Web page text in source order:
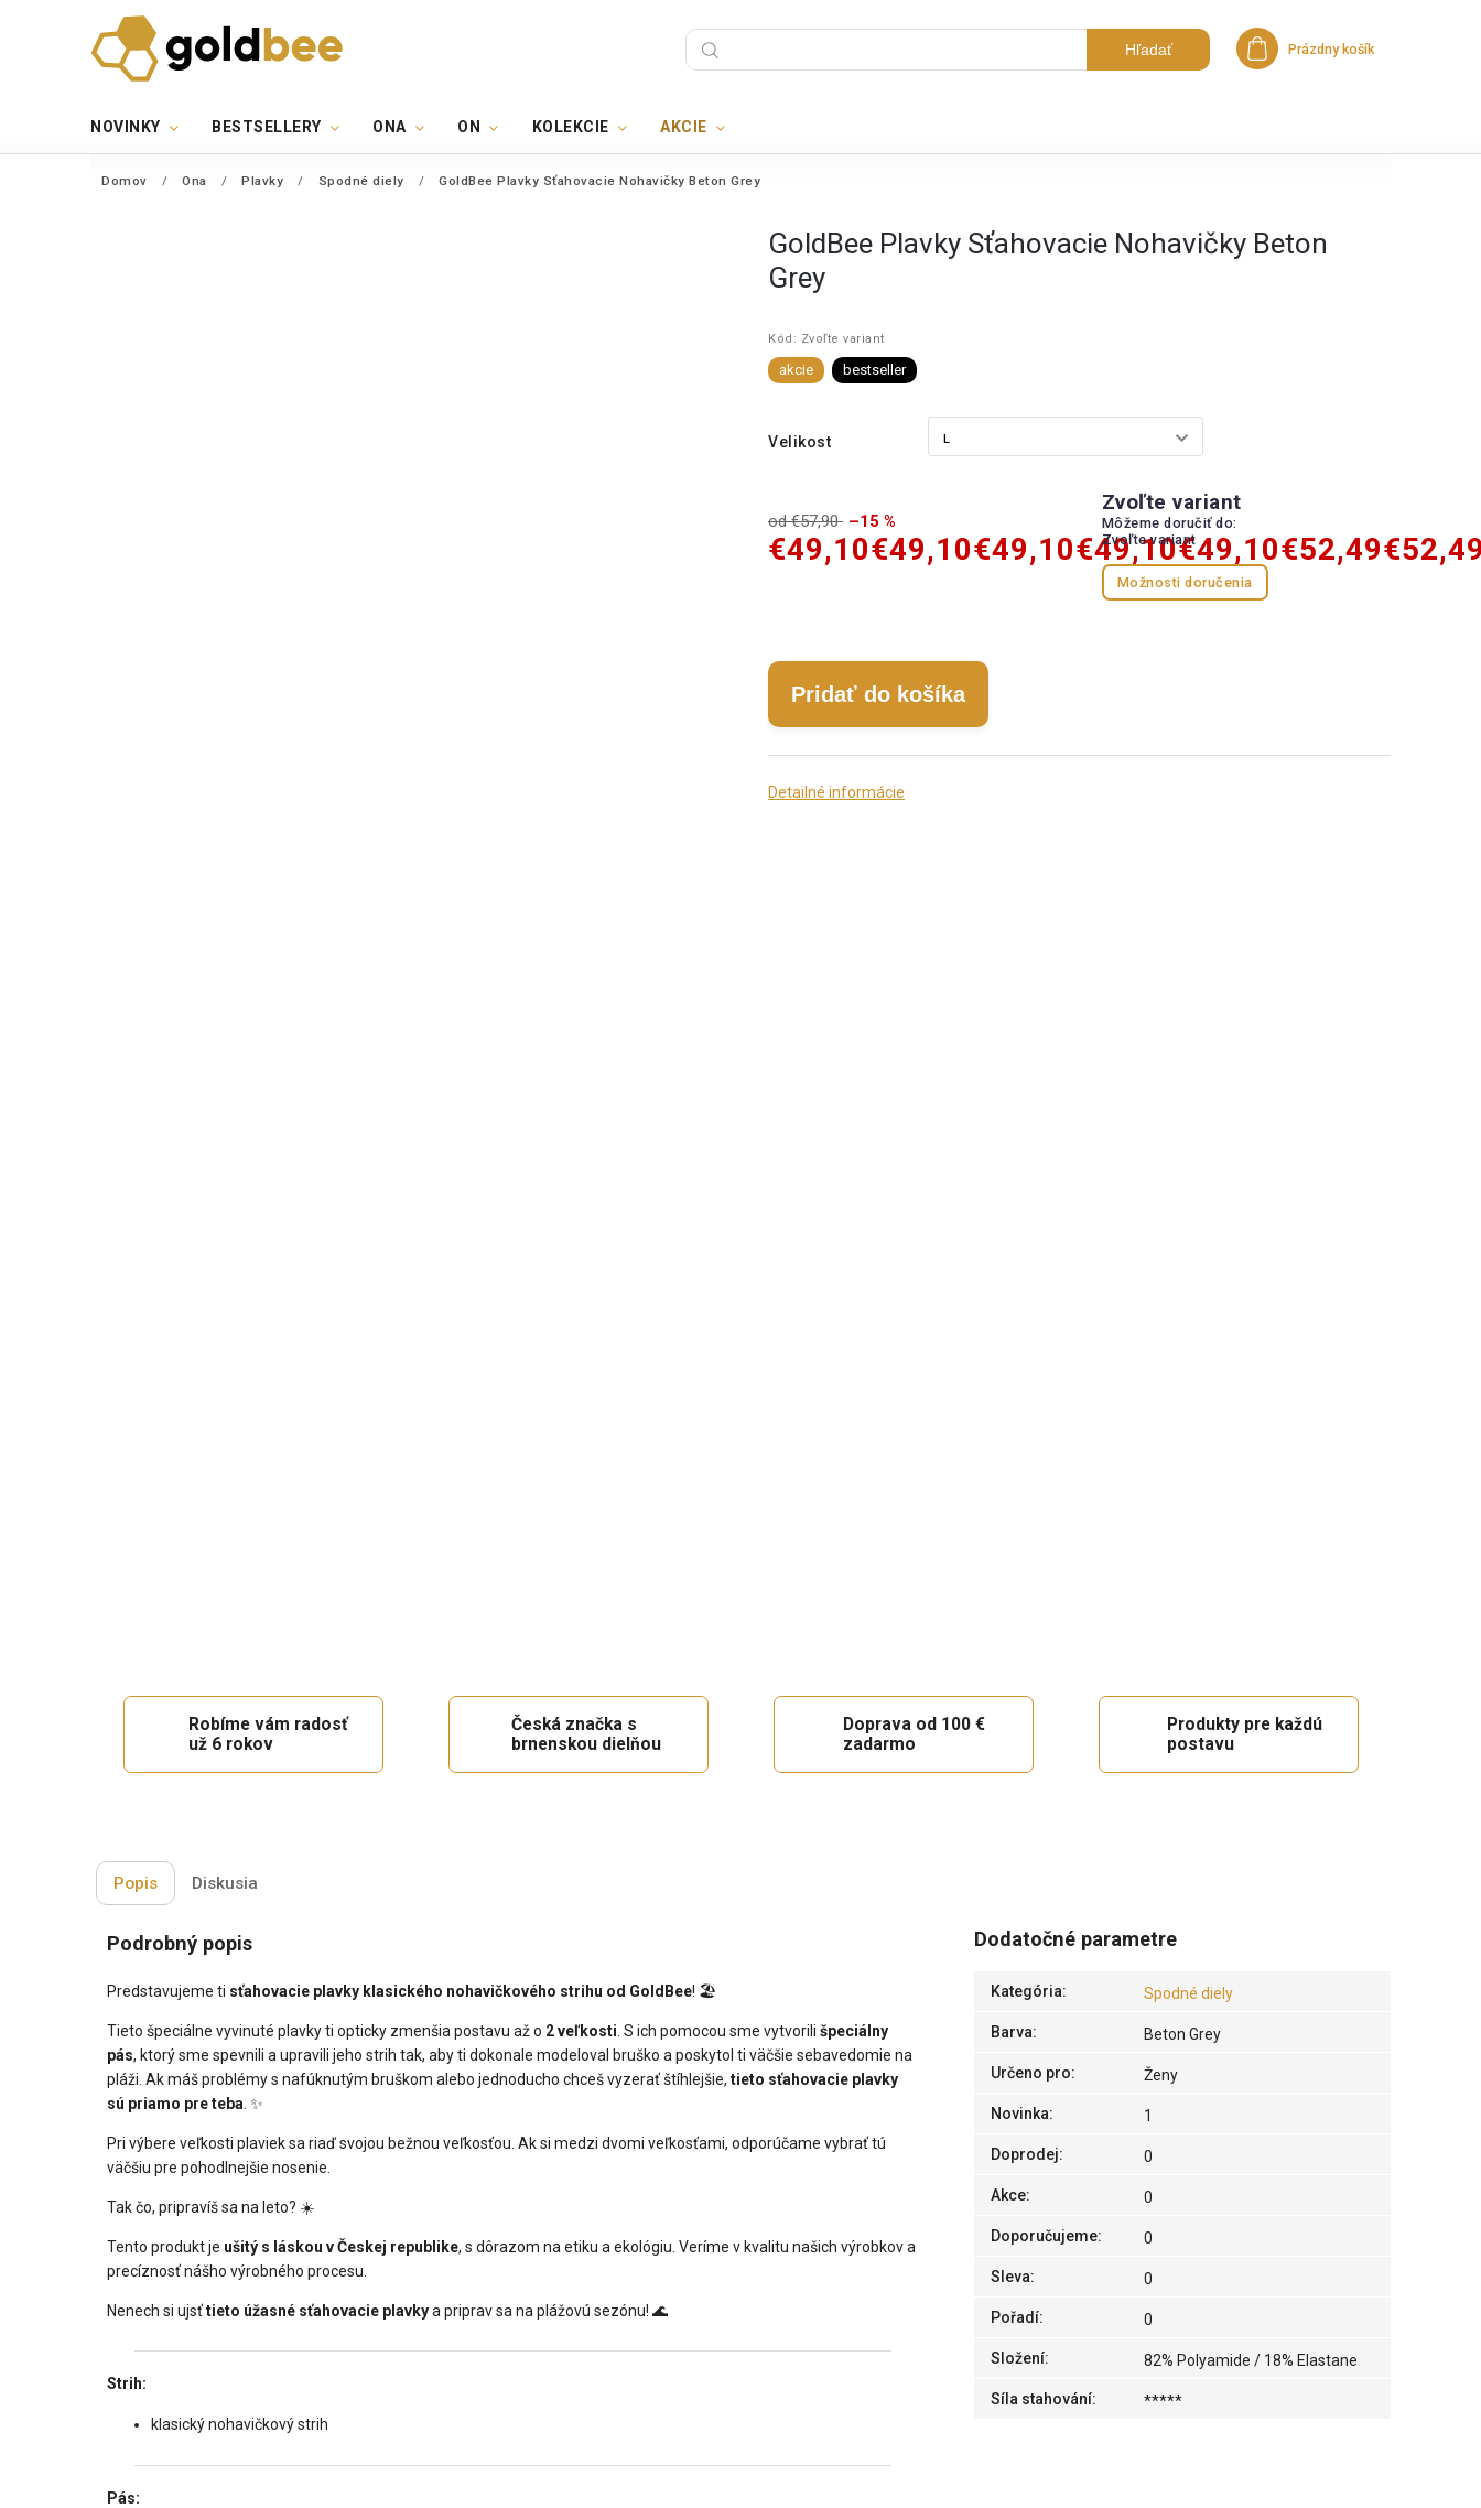
Hľadať Nákupný košík
Prázdny košík
NOVINKY BESTSELLERY ONA ON KOLEKCIE AKCIE
Domov / Ona / Plavky / Spodné diely / GoldBee Plavky Sťahovacie Nohavičky Beton Grey
GoldBee Plavky Sťahovacie Nohavičky Beton
Grey
Kód: Zvoľte variant
akcie bestseller
Velikost
od €57,90 –15 %
€49,10€49,10€49,10€49,10€49,10€52,49
Zvoľte variant
Môžeme doručiť do:
Zvoľte variant
Možnosti doručenia
Pridať do košíka
Detailné informácie
Robíme vám radosť
už 6 rokov
Česká značka s
brnenskou dielňou
Doprava od 100 €
zadarmo
Produkty pre každú
postavu
Popis Diskusia
Podrobný popis
Predstavujeme ti sťahovacie plavky klasického nohavičkového strihu od GoldBee! 🏖️
Tieto špeciálne vyvinuté plavky ti opticky zmenšia postavu až o 2 veľkosti . S ich pomocou sme vytvorili špeciálny
pás, ktorý sme spevnili a upravili jeho strih tak, aby ti dokonale modeloval bruško a poskytol ti väčšie sebavedomie na
pláži. Ak máš problémy s nafúknutým bruškom alebo jednoducho chceš vyzerať štíhlejšie, tieto sťahovacie plavky
sú priamo pre teba . ✨
Pri výbere veľkosti plaviek sa riaď svojou bežnou veľkosťou. Ak si medzi dvomi veľkosťami, odporúčame vybrať tú
väčšiu pre pohodlnejšie nosenie.
Tak čo, pripravíš sa na leto? ☀️
Tento produkt je ušitý s láskou v Českej republike, s dôrazom na etiku a ekológiu. Veríme v kvalitu našich výrobkov a
precíznosť nášho výrobného procesu.
Nenech si ujsťtieto úžasné sťahovacie plavkya priprav sa na plážovú sezónu! 🌊
Strih:
klasický nohavičkový strih
Pás:
Dodatočné parametre
Kategória: Spodné diely
Barva: Beton Grey
Určeno pro: Ženy
Novinka: 1
Doprodej: 0
Akce: 0
Doporučujeme: 0
Sleva: 0
Pořadí: 0
Složení: 82% Polyamide / 18% Elastane
Síla stahování: *****